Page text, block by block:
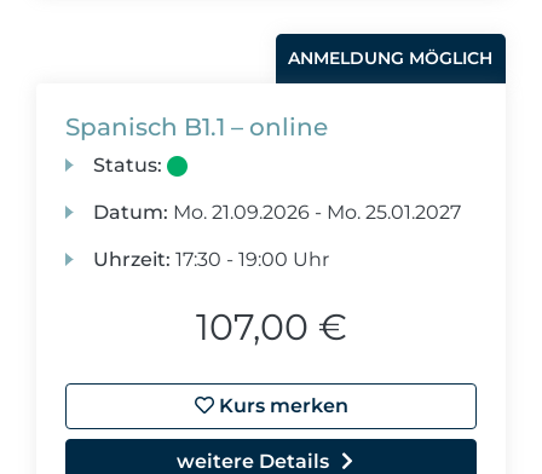
ANMELDUNG MÖGLICH
Spanisch B1.1 – online
Status:
Datum: Mo. 21.09.2026 - Mo. 25.01.2027
Uhrzeit: 17:30 - 19:00 Uhr
107,00 €
Kurs merken
weitere Details